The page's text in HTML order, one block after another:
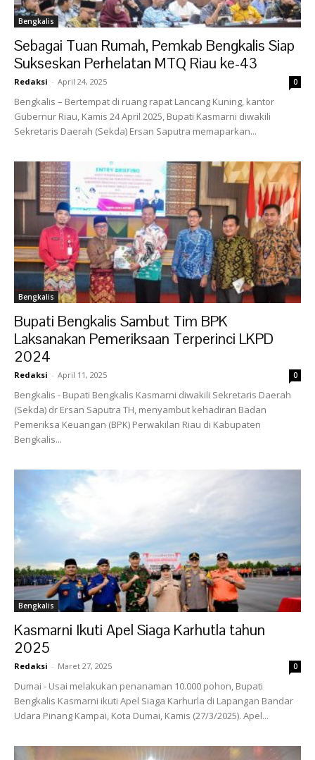
Bengkalis
Sebagai Tuan Rumah, Pemkab Bengkalis Siap
Sukseskan Perhelatan MTQ Riau ke-43
Redaksi - April 24, 2025 0
Bengkalis – Bertempat di ruang rapat Lancang Kuning, kantor
Gubernur Riau, Kamis 24 April 2025, Bupati Kasmarni diwakili
Sekretaris Daerah (Sekda) Ersan Saputra memaparkan...
Bengkalis
Bupati Bengkalis Sambut Tim BPK
Laksanakan Pemeriksaan Terperinci LKPD
2024
Redaksi - April 11, 2025 0
Bengkalis - Bupati Bengkalis Kasmarni diwakili Sekretaris Daerah
(Sekda) dr Ersan Saputra TH, menyambut kehadiran Badan
Pemeriksa Keuangan (BPK) Perwakilan Riau di Kabupaten
Bengkalis...
Bengkalis
Kasmarni Ikuti Apel Siaga Karhutla tahun
2025
Redaksi - Maret 27, 2025 0
Dumai - Usai melakukan penanaman 10.000 pohon, Bupati
Bengkalis Kasmarni ikuti Apel Siaga Karhurla di Lapangan Bandar
Udara Pinang Kampai, Kota Dumai, Kamis (27/3/2025). Apel...